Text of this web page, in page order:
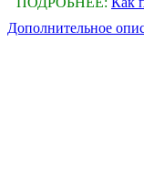
Дополнительное